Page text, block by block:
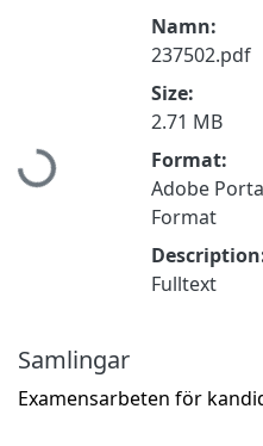
Hämtar...
Namn:
237502.pdf
Size:
2.71 MB
Format:
Adobe
Format
Fulltext
Samlingar
Examensarbeten för